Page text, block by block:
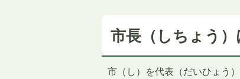
市長（しちょう
市（し）を代表（だいひょう